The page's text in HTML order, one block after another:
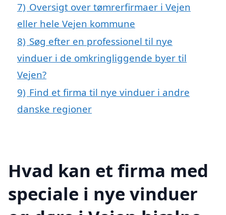
7) Oversigt over tømrerfirmaer i Vejen
eller hele Vejen kommune
8) Søg efter en professionel til nye
vinduer i de omkringliggende byer til
Vejen?
9) Find et firma til nye vinduer i andre
danske regioner
Hvad kan et firma med
speciale i nye vinduer